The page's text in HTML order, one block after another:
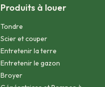
Produits à louer
Tondre
Scier et couper
Entretenir la terre
Entretenir le gazon
Broyer